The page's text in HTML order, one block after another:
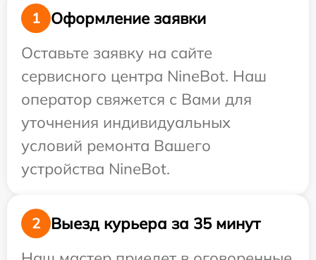
1
Оформление заявки
Оставьте заявку на сайте
сервисного центра NineBot. Наш
оператор свяжется с Вами для
уточнения индивидуальных
условий ремонта Вашего
устройства NineBot.
2
Выезд курьера за 35 минут